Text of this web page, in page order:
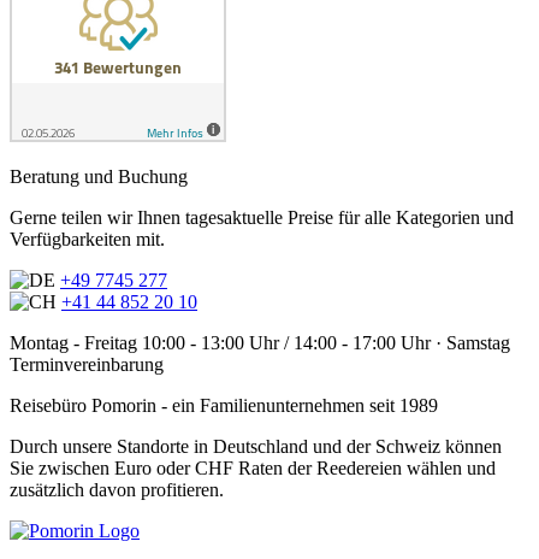
Beratung und Buchung
Gerne teilen wir Ihnen tagesaktuelle Preise für alle Kategorien und
Verfügbarkeiten mit.
+49 7745 277
+41 44 852 20 10
Montag - Freitag 10:00 - 13:00 Uhr / 14:00 - 17:00 Uhr · Samstag
Terminvereinbarung
Reisebüro Pomorin - ein Familienunternehmen seit 1989
Durch unsere Standorte in Deutschland und der Schweiz können
Sie zwischen Euro oder CHF Raten der Reedereien wählen und
zusätzlich davon profitieren.